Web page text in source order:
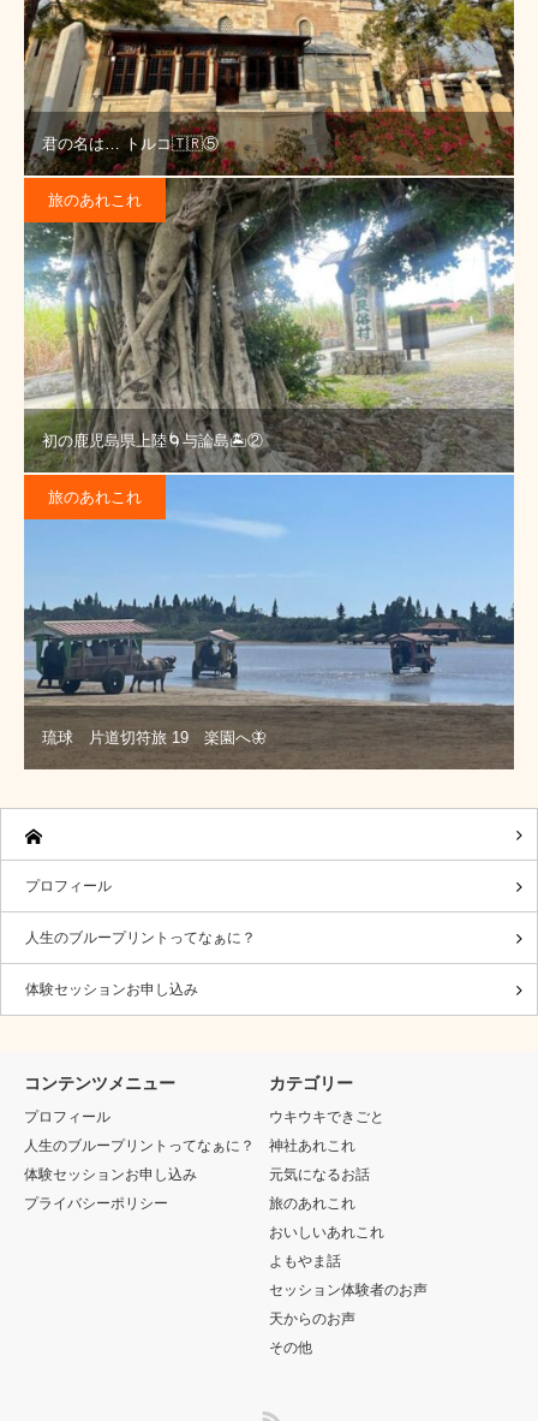
君の名は… トルコ🇹🇷⑤
旅のあれこれ
初の鹿児島県上陸🌀与論島🏝️②
旅のあれこれ
琉球 片道切符旅 19 楽園へ🦋
プロフィール
人生のブループリントってなぁに？
体験セッションお申し込み
コンテンツメニュー
プロフィール
人生のブループリントってなぁに？
体験セッションお申し込み
プライバシーポリシー
カテゴリー
ウキウキできごと
神社あれこれ
元気になるお話
旅のあれこれ
おいしいあれこれ
よもやま話
セッション体験者のお声
天からのお声
その他